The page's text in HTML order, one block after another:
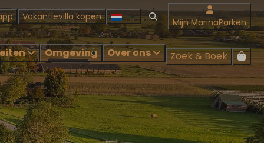
Vakantievilla kopen Mijn MarinaParken
Omgeving Over ons Zoek & Boek